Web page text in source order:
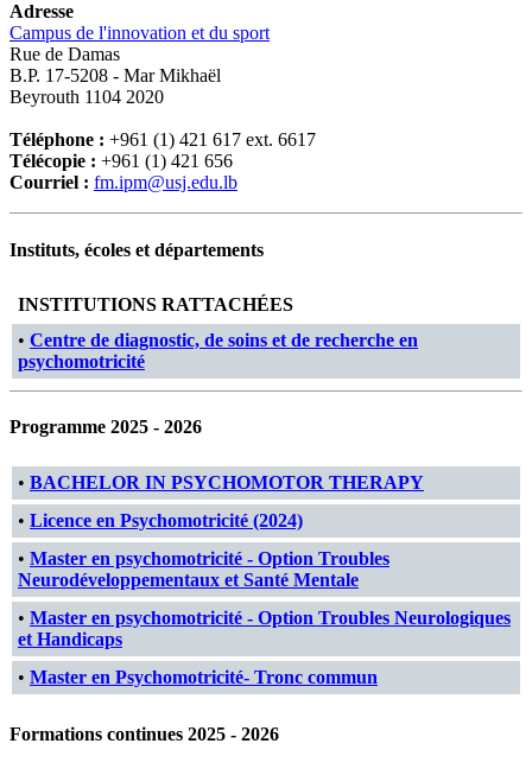
Adresse
Campus de l'innovation et du sport
Rue de Damas
B.P. 17-5208 - Mar Mikhaël
Beyrouth 1104 2020
Téléphone : +961 (1) 421 617 ext. 6617
Télécopie : +961 (1) 421 656
Courriel : fm.ipm@usj.edu.lb
Instituts, écoles et départements
INSTITUTIONS RATTACHÉES
• Centre de diagnostic, de soins et de recherche en
psychomotricité
Programme 2025 - 2026
• BACHELOR IN PSYCHOMOTOR THERAPY
• Licence en Psychomotricité (2024)
• Master en psychomotricité - Option Troubles
Neurodéveloppementaux et Santé Mentale
• Master en psychomotricité - Option Troubles Neurologiques
et Handicaps
• Master en Psychomotricité- Tronc commun
Formations continues 2025 - 2026